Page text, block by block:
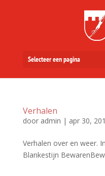
Selecteer een pagina
Verhalen
door admin | apr 30,
Verhalen over en weer.
Blankestijn